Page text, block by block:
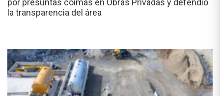
la transparencia del área